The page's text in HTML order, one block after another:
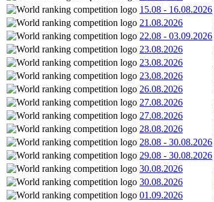
15.08 - 16.08.2026
21.08.2026
22.08 - 03.09.2026
23.08.2026
23.08.2026
23.08.2026
26.08.2026
27.08.2026
27.08.2026
28.08.2026
28.08 - 30.08.2026
29.08 - 30.08.2026
30.08.2026
30.08.2026
01.09.2026